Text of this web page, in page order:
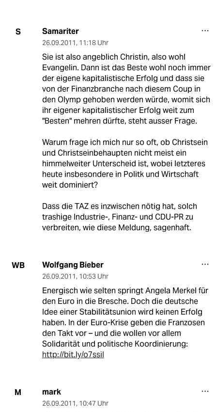
S Samariter
26.09.2011, 11:18 Uhr
Sie ist also angeblich Christin, also wohl
Evangelin. Dann ist das Beste wohl noch immer
der eigene kapitalistische Erfolg und dass sie
von der Finanzbranche nach diesem Coup in
den Olymp gehoben werden würde, womit sich
ihr eigener kapitalistischer Erfolg weit zum
"Besten" mehren dürfte, steht ausser Frage.
Warum frage ich mich nur so oft, ob Christsein
und Christseinbehaupten nicht meist ein
himmelweiter Unterscheid ist, wobei letzteres
heute insbesondere in Politk und Wirtschaft
weit dominiert?
Dass die TAZ es inzwischen nötig hat, solch
trashige Industrie-, Finanz- und CDU-PR zu
verbreiten, wie diese Meldung, sagenhaft.
WB Wolfgang Bieber
26.09.2011, 10:53 Uhr
Energisch wie selten springt Angela Merkel für
den Euro in die Bresche. Doch die deutsche
Idee einer Stabilitätsunion wird keinen Erfolg
haben. In der Euro-Krise geben die Franzosen
den Takt vor – und die wollen vor allem
Solidarität und politische Koordinierung:
http://bit.ly/o7ssiI
M mark
26.09.2011, 10:47 Uhr